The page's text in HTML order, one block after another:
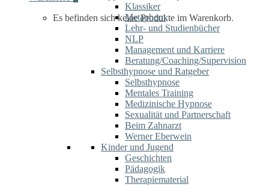
Es befinden sich keine Produkte im Warenkorb.
Klassiker
Metaphern
Lehr- und Studienbücher
NLP
Management und Karriere
Beratung/Coaching/Supervision
Selbsthypnose und Ratgeber
Selbsthypnose
Mentales Training
Medizinische Hypnose
Sexualität und Partnerschaft
Beim Zahnarzt
Werner Eberwein
Kinder und Jugend
Geschichten
Pädagogik
Therapiematerial